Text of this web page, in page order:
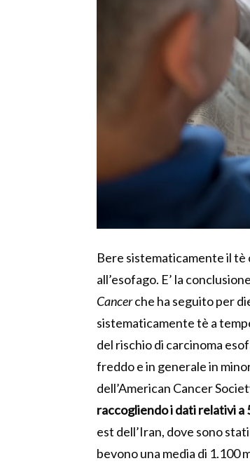
Bere sistematicamente il tè
all’esofago. E’ la
Cancerche ha seguito per
sistematicamente tè a
del rischio di carcinoma
freddo e in generale in
dell’American Cancer
raccogliendo i dati relativia
est dell’Iran, dove sono
bevono una media di 1.100